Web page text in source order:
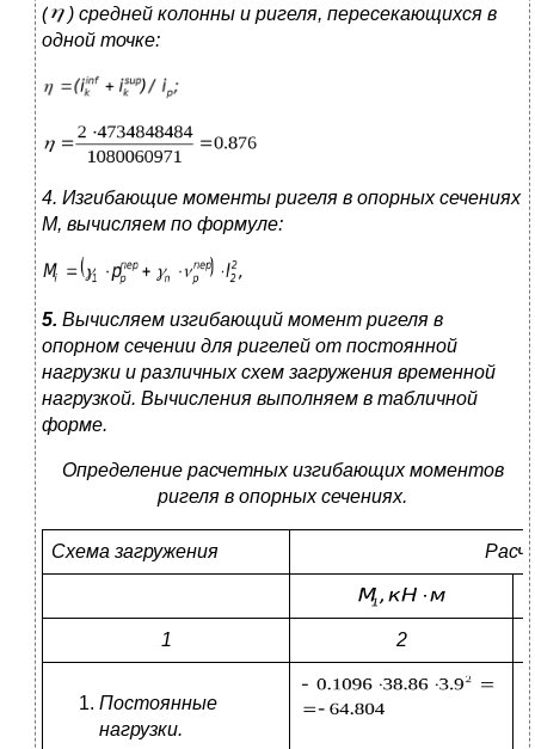
(
) средней колонны и ригеля, пересекающихся в
одной точке:
4. Изгибающие моменты ригеля в опорных сечениях
М, вычисляем по формуле:
5. Вычисляем изгибающий момент ригеля в
опорном сечении для ригелей от постоянной
нагрузки и различных схем загружения временной
нагрузкой. Вычисления выполняем в табличной
форме.
Определение расчетных изгибающих моментов
ригеля в опорных сечениях.
Схема загружения
1 2
Постоянные
нагрузки.